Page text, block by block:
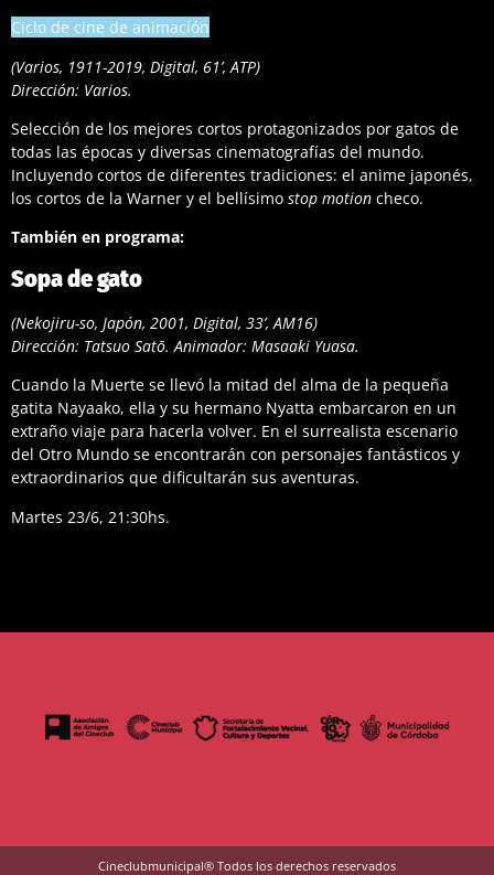
Ciclo de cine de animación
(Varios, 1911-2019, Digital, 61’, ATP)
Dirección: Varios.
Selección de los mejores cortos protagonizados por gatos de
todas las épocas y diversas cinematografías del mundo.
Incluyendo cortos de diferentes tradiciones: el anime japonés,
los cortos de la Warner y el bellísimo stop motion checo.
También en programa:
Sopa de gato
(Nekojiru-so, Japón, 2001, Digital, 33’, AM16)
Dirección: Tatsuo Satō. Animador: Masaaki Yuasa.
Cuando la Muerte se llevó la mitad del alma de la pequeña
gatita Nayaako, ella y su hermano Nyatta embarcaron en un
extraño viaje para hacerla volver. En el surrealista escenario
del Otro Mundo se encontrarán con personajes fantásticos y
extraordinarios que dificultarán sus aventuras.
Martes 23/6, 21:30hs.
Cineclubmunicipal® Todos los derechos reservados